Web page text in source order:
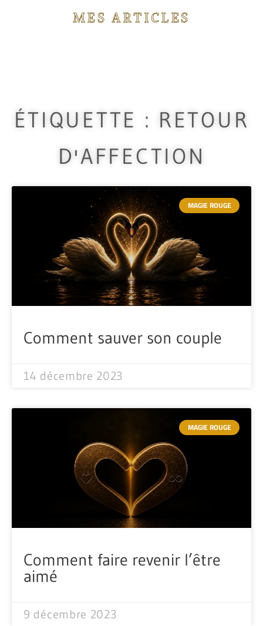
MES ARTICLES
ÉTIQUETTE : RETOUR
D'AFFECTION
MAGIE ROUGE
Comment sauver son couple
14 décembre 2023
MAGIE ROUGE
Comment faire revenir l’être
aimé
9 décembre 2023